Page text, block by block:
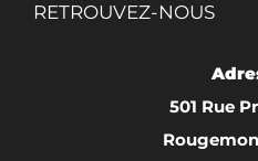
RETROUVEZ-NOUS
501 Rue